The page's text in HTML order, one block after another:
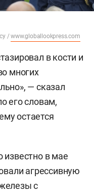
/www.globallookpress.com
в кости и
многих
— сказал
его словам,
остается
известно в мае
агрессивную
с